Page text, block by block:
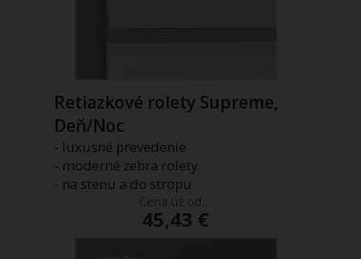
Retiazkové rolety Supreme,
Deň/Noc
- luxusné prevedenie
- moderné zebra rolety
- na stenu a do stropu
Cena už od...
45,43 €